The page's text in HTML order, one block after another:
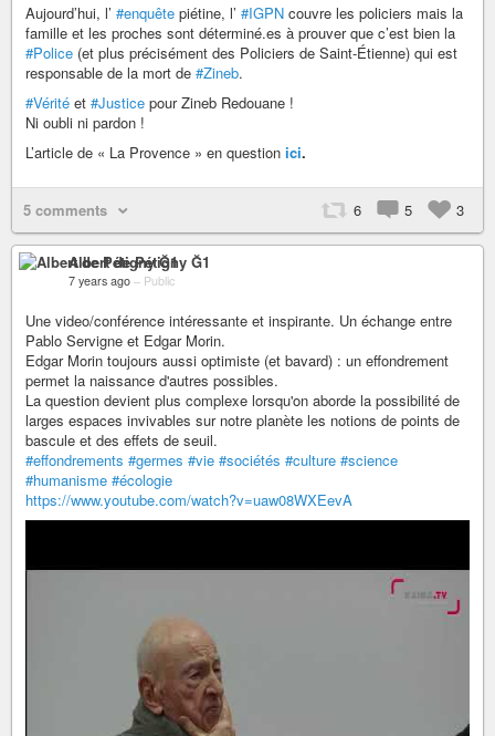
Aujourd’hui, l’ #enquête piétine, l’ #IGPN couvre les policiers mais la
famille et les proches sont déterminé.es à prouver que c’est bien la
#Police (et plus précisément des Policiers de Saint-Étienne) qui est
responsable de la mort de #Zineb.
#Vérité et #Justice pour Zineb Redouane !
Ni oubli ni pardon !
L’article de « La Provence » en question ici.
5 comments 6 5 3
Albert de Pétigny Ğ1
7 years ago – Public
Une video/conférence intéressante et inspirante. Un échange entre
Pablo Servigne et Edgar Morin.
Edgar Morin toujours aussi optimiste (et bavard) : un effondrement
permet la naissance d'autres possibles.
La question devient plus complexe lorsqu'on aborde la possibilité de
larges espaces invivables sur notre planète les notions de points de
bascule et des effets de seuil.
#effondrements #germes #vie #sociétés #culture #science
#humanisme #écologie
https://www.youtube.com/watch?v=uaw08WXEevA